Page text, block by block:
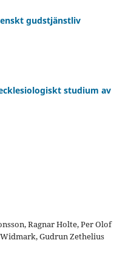
gudstjänstliv
studium av
Ragnar Holte, Per Olof
Gudrun Zethelius